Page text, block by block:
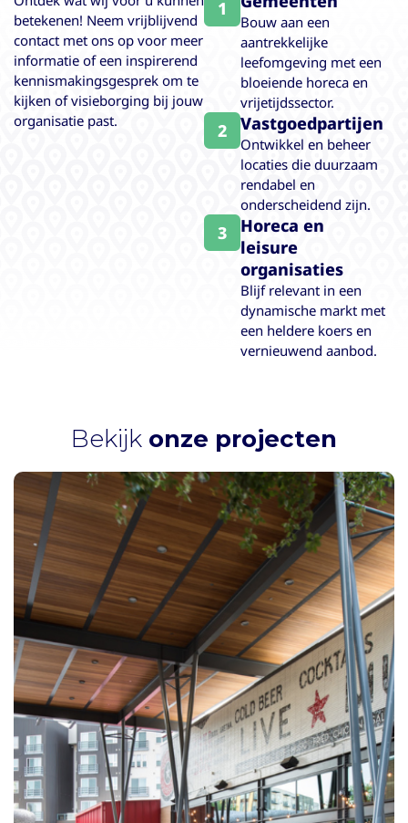
betekenen! Neem vrijblijvend
contact met ons op voor meer
informatie of een inspirerend
kennismakingsgesprek om te
kijken of visieborging bij jouw
organisatie past.
1
Bouw aan een
aantrekkelijke
leefomgeving met een
bloeiende horeca en
vrijetijdssector.
2 Vastgoedpartijen
Ontwikkel en beheer
locaties die duurzaam
rendabel en
onderscheidend zijn.
3
Horeca en
leisure
organisaties
Blijf relevant in een
dynamische markt met
een heldere koers en
vernieuwend aanbod.
Bekijk onze projecten